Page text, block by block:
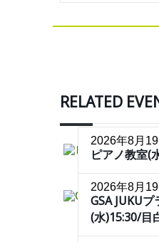
RELATED
2026年8月19
ピアノ教室(
2026年8月19
GSA JUKUプ
(水)15:30/目